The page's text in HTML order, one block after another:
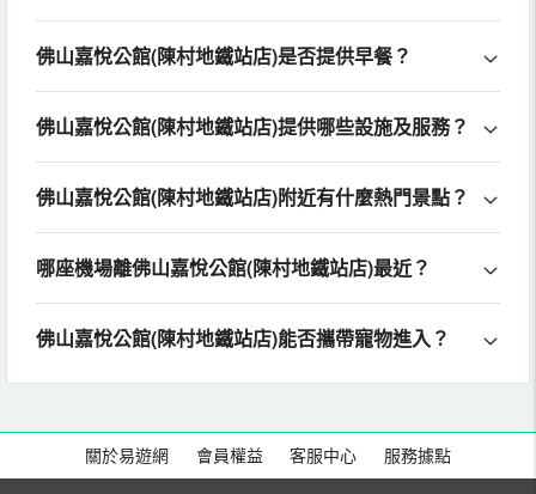
佛山嘉悅公館(陳村地鐵站店)是否提供早餐？
佛山嘉悅公館(陳村地鐵站店)提供哪些設施及服務？
佛山嘉悅公館(陳村地鐵站店)附近有什麼熱門景點？
哪座機場離佛山嘉悅公館(陳村地鐵站店)最近？
佛山嘉悅公館(陳村地鐵站店)能否攜帶寵物進入？
關於易遊網 會員權益 客服中心 服務據點